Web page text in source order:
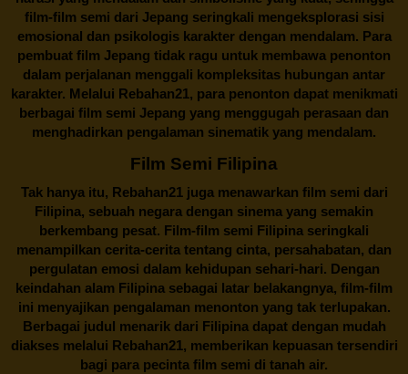
film-film semi dari Jepang seringkali mengeksplorasi sisi
emosional dan psikologis karakter dengan mendalam. Para
pembuat film Jepang tidak ragu untuk membawa penonton
dalam perjalanan menggali kompleksitas hubungan antar
karakter. Melalui Rebahan21, para penonton dapat menikmati
berbagai film semi Jepang yang menggugah perasaan dan
menghadirkan pengalaman sinematik yang mendalam.
Film Semi Filipina
Tak hanya itu, Rebahan21juga menawarkan film semi dari
Filipina, sebuah negara dengan sinema yang semakin
berkembang pesat. Film-film semi Filipina seringkali
menampilkan cerita-cerita tentang cinta, persahabatan, dan
pergulatan emosi dalam kehidupan sehari-hari. Dengan
keindahan alam Filipina sebagai latar belakangnya, film-film
ini menyajikan pengalaman menonton yang tak terlupakan.
Berbagai judul menarik dari Filipina dapat dengan mudah
diakses melalui Rebahan21, memberikan kepuasan tersendiri
bagi para pecinta film semi di tanah air.